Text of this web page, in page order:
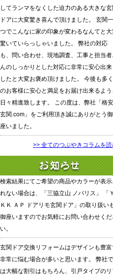
してランマをなくした迫力のある大きな玄
ドアに大変驚き喜んで頂けました。 玄関一
つでこんなに家の印象が変わるなんてと
驚いていらっしゃいました。 弊社の対応
も、問い合わせ、現地調査、工事と担当者
んのしっかりとした対応に非常に安心出来
したと大変お褒め頂けました。 今後も多く
のお客様に安心と満足をお届け出来るよう
日々精進致します。 この度は、弊社「格安
玄関.com」をご利用頂き誠にありがとう御
座いました。
>> 全てのつぶやきコラムを
検索結果にてご希望の商品やカラーが表示
れない場合は、「三協立山 ノバリス」 「Ｙ
ＫＫ ＡＰ ドアリモ玄関ドア」の取り扱い
御座いますのでお気軽にお問い合わせくだ
い。
玄関ドア交換リフォームはデザインも豊
非常に悩む場合が多いと思います。 弊社で
は大幅な割引はもちろん、引戸タイプのリ